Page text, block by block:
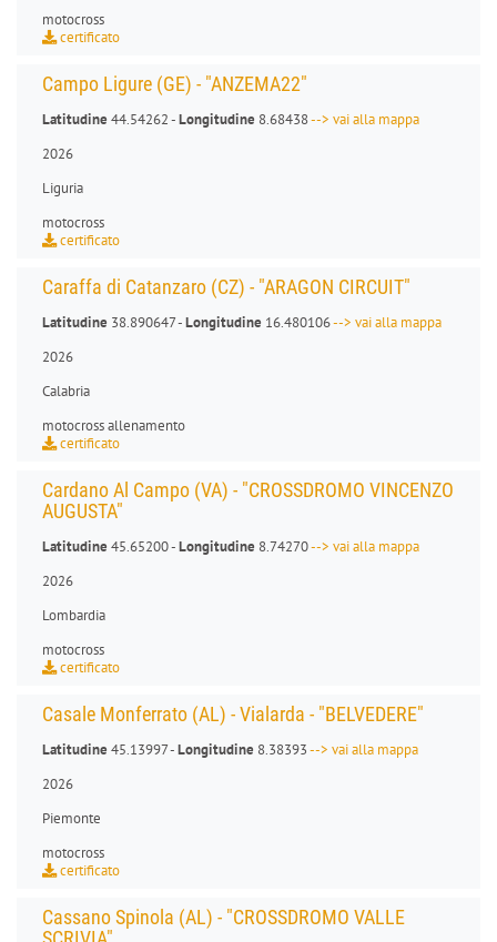
motocross
certificato
Campo Ligure (GE) - "ANZEMA22"
Latitudine44.54262 -Longitudine 8.68438--> vai alla mappa
2026
Liguria
motocross
certificato
Caraffa di Catanzaro (CZ) - "ARAGON CIRCUIT"
Latitudine 38.890647 -Longitudine 16.480106--> vai alla mappa
2026
Calabria
motocross allenamento
certificato
Cardano Al Campo (VA) - "CROSSDROMO VINCENZO
AUGUSTA"
Latitudine45.65200 -Longitudine 8.74270--> vai alla mappa
2026
Lombardia
motocross
certificato
Casale Monferrato (AL) - Vialarda - "BELVEDERE"
Latitudine45.13997 -Longitudine 8.38393--> vai alla mappa
2026
Piemonte
motocross
certificato
Cassano Spinola (AL) - "CROSSDROMO VALLE